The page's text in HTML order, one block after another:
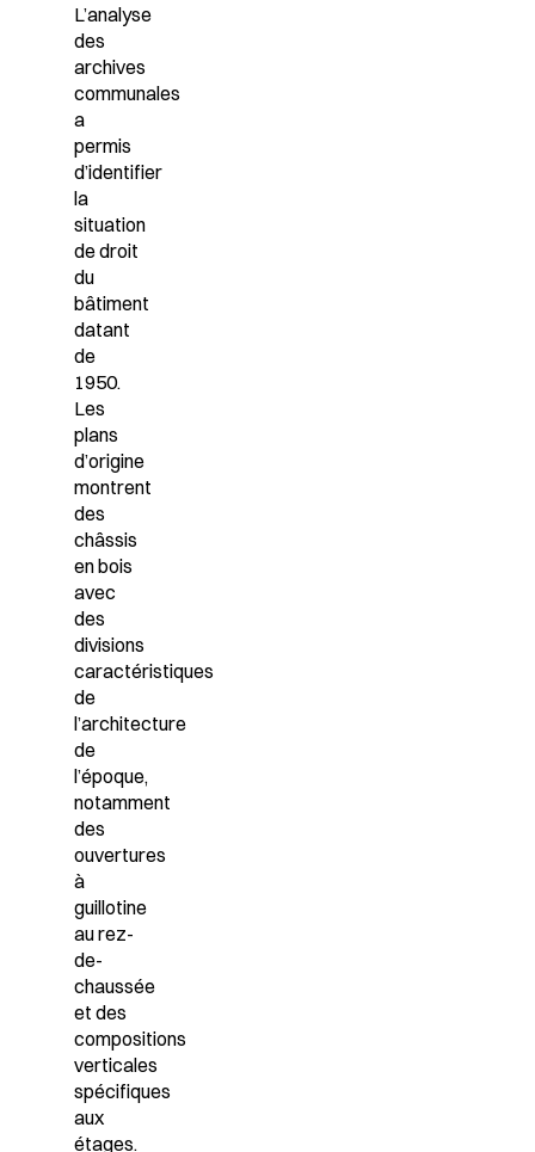
L’analyse
des
archives
communales
a
permis
d’identifier
la
situation
de droit
du
bâtiment
datant
de
1950.
Les
plans
d’origine
montrent
des
châssis
en bois
avec
des
divisions
caractéristiques
de
l’architecture
de
l’époque,
notamment
des
ouvertures
à
guillotine
au rez-
de-
chaussée
et des
compositions
verticales
spécifiques
aux
étages.